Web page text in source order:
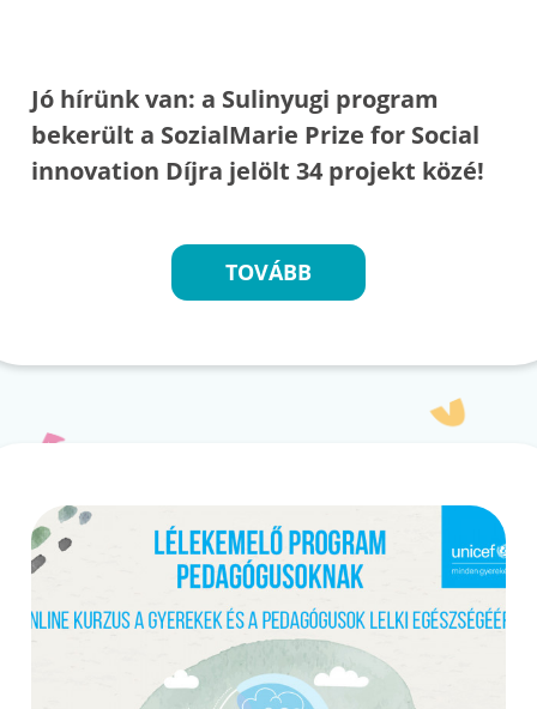
Jó hírünk van: a Sulinyugi program
bekerült a SozialMarie Prize for Social
innovation Díjra jelölt 34 projekt közé!
TOVÁBB